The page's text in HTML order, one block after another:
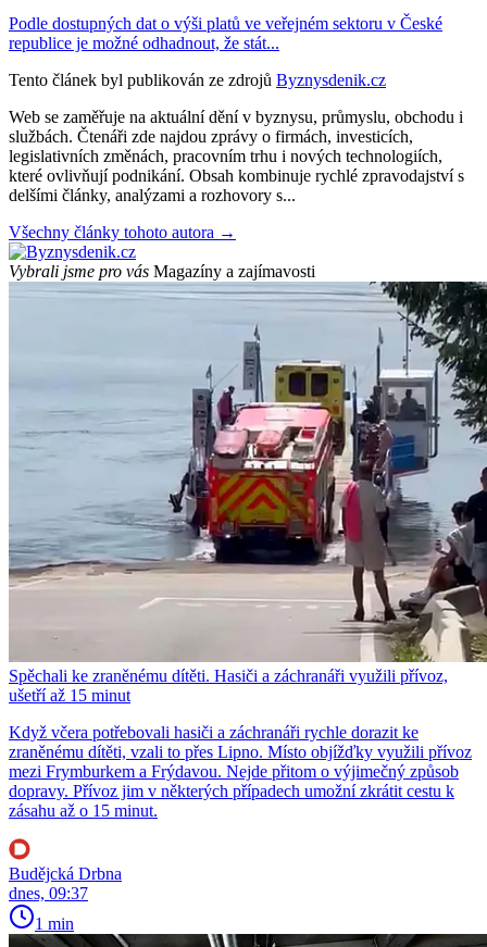
Podle dostupných dat o výši platů ve veřejném sektoru v České
republice je možné odhadnout, že stát...
Tento článek byl publikován ze zdrojů Byznysdenik.cz
Web se zaměřuje na aktuální dění v byznysu, průmyslu, obchodu i
službách. Čtenáři zde najdou zprávy o firmách, investicích,
legislativních změnách, pracovním trhu i nových technologiích,
které ovlivňují podnikání. Obsah kombinuje rychlé zpravodajství s
delšími články, analýzami a rozhovory s...
Všechny články tohoto autora →
Vybrali jsme pro vás Magazíny a zajímavosti
Spěchali ke zraněnému dítěti. Hasiči a záchranáři využili přívoz,
ušetří až 15 minut
Když včera potřebovali hasiči a záchranáři rychle dorazit ke
zraněnému dítěti, vzali to přes Lipno. Místo objížďky využili přívoz
mezi Frymburkem a Frýdavou. Nejde přitom o výjimečný způsob
dopravy. Přívoz jim v některých případech umožní zkrátit cestu k
zásahu až o 15 minut.
Budějcká Drbna
dnes, 09:37
1 min